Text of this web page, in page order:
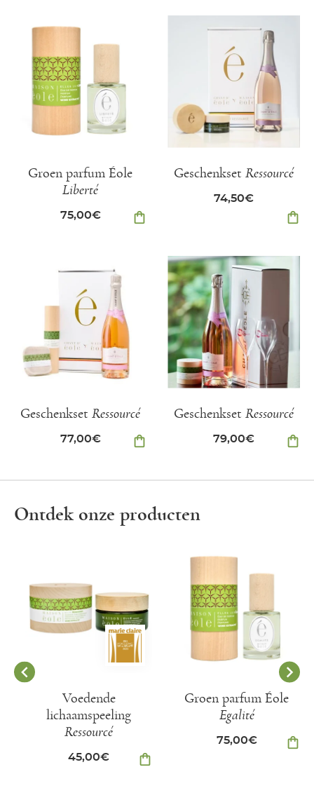
Groen parfum Éole
Liberté
75,00€ shopping_bag
Geschenkset Ressourcé
74,50€
shopping_bag
Geschenkset Ressourcé
77,00€ shopping_bag
Geschenkset Ressourcé
79,00€ shopping_bag
Ontdek onze producten
Voedende
lichaamspeeling
Ressourcé
45,00€ shopping_bag
Groen parfum Éole
Egalité
75,00€ shopping_bag